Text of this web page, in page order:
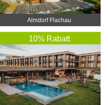
Almdorf Flachau
10% Rabatt